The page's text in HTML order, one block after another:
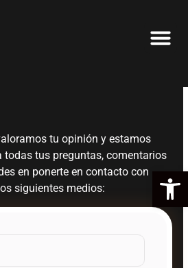
tu opinión y estamos
todas tus preguntas, comentarios
en ponerte en contacto con
siguientes medios: